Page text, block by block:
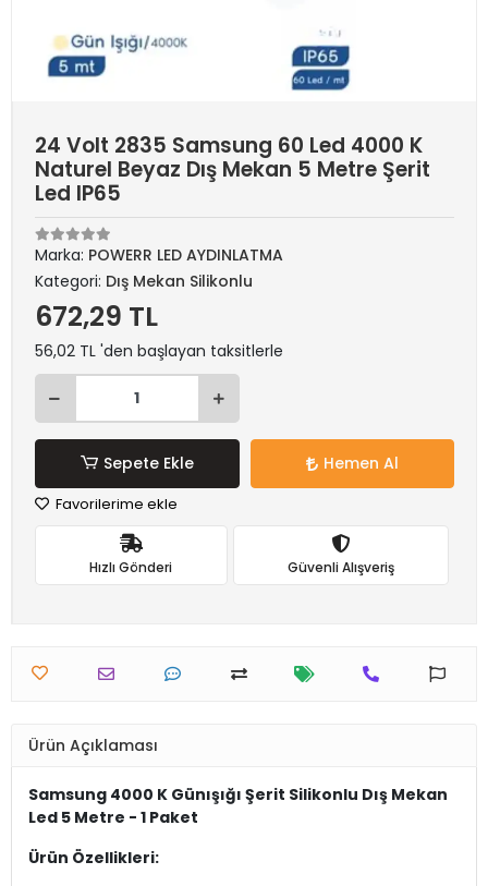
24 Volt 2835 Samsung 60 Led 4000 K
Naturel Beyaz Dış Mekan 5 Metre Şerit
Led IP65
Marka: POWERR LED AYDINLATMA
Kategori: Dış Mekan Silikonlu
672,29 TL
56,02 TL 'den başlayan taksitlerle
Sepete Ekle Hemen Al
Favorilerime ekle
Hızlı Gönderi Güvenli Alışveriş
Ürün Açıklaması
Samsung 4000 K Günışığı Şerit Silikonlu Dış Mekan
Led 5 Metre - 1 Paket
Ürün Özellikleri: